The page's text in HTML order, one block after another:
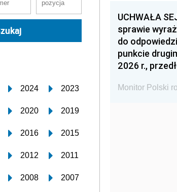
2024 2023
2020 2019
2016 2015
2012 2011
2008 2007
UCHWAŁA
sprawie
do
punkcie
2026 r.,
Monitor Polski